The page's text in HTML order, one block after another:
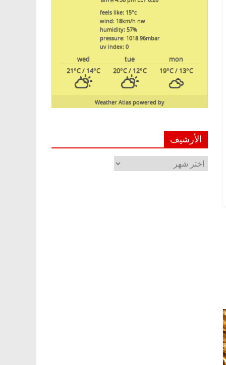
feels like: 15°c
wind: 18km/h nw
humidity: 57%
pressure: 1018.96mbar
uv index: 0
mon
tue
wed
19°C/ 13°C
20°C/ 12°C
21°C/ 14°C
powered by
Weather Atlas
الأرشيف
الأرشيف